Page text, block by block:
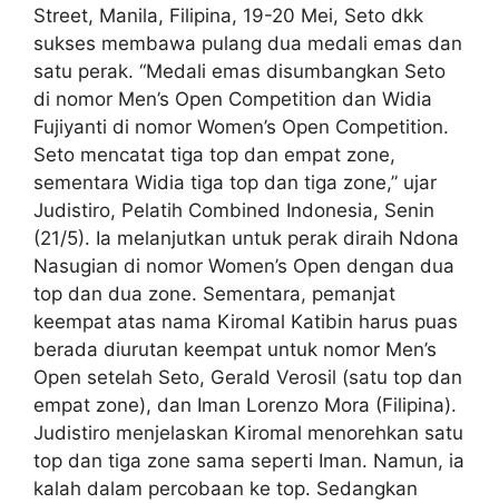
Street, Manila, Filipina, 19-20 Mei, Seto dkk
sukses membawa pulang dua medali emas dan
satu perak. “Medali emas disumbangkan Seto
di nomor Men’s Open Competition dan Widia
Fujiyanti di nomor Women’s Open Competition.
Seto mencatat tiga top dan empat zone,
sementara Widia tiga top dan tiga zone,” ujar
Judistiro, Pelatih Combined Indonesia, Senin
(21/5). Ia melanjutkan untuk perak diraih Ndona
Nasugian di nomor Women’s Open dengan dua
top dan dua zone. Sementara, pemanjat
keempat atas nama Kiromal Katibin harus puas
berada diurutan keempat untuk nomor Men’s
Open setelah Seto, Gerald Verosil (satu top dan
empat zone), dan Iman Lorenzo Mora (Filipina).
Judistiro menjelaskan Kiromal menorehkan satu
top dan tiga zone sama seperti Iman. Namun, ia
kalah dalam percobaan ke top. Sedangkan